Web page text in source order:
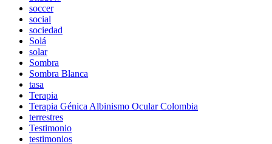
soccer
social
sociedad
Solá
solar
Sombra
Sombra Blanca
tasa
Terapia
Terapia Génica Albinismo Ocular Colombia
terrestres
Testimonio
testimonios